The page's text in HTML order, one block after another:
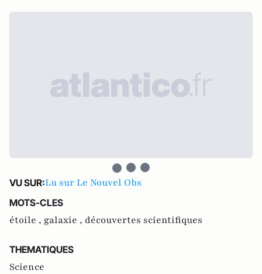
VU SUR:Lu sur Le Nouvel Obs
MOTS-CLES
étoile , galaxie , découvertes scientifiques
THEMATIQUES
Science